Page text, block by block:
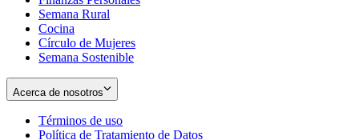
Semana Rural
Cocina
Círculo de Mujeres
Semana Sostenible
Acerca de nosotros
Términos de uso
in
Política de Tratamiento de Datos